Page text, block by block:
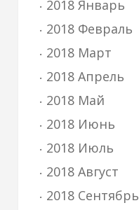
2018 Январь
2018 Февраль
2018 Март
2018 Апрель
2018 Май
2018 Июнь
2018 Июль
2018 Август
2018 Сентябрь